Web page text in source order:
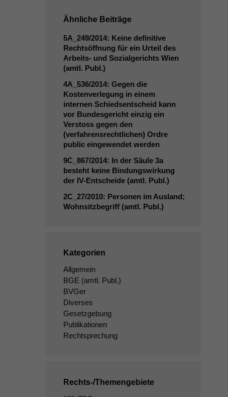
Ähnliche Beiträge
5A_249/2014: Keine definitive
Rechtsöffnung für ein Urteil des
Arbeits- und Sozialgerichts Wien
(amtl. Publ.)
4A_536/2014: Gegen die
Kostenverlegung in einem
internen Schiedsentscheid kann
vor Bundesgericht einzig ein
Verstoss gegen den
(verfahrensrechtlichen) Ordre
public eingewendet werden
9C_867/2014: In der Säule 3a
besteht keine Bindungswirkung
der IV-Entscheide (amtl. Publ.)
2C_27/2010: Personen im Ausland;
Wohnsitzbegriff (amtl. Publ.)
Kategorien
Allgemein
BGE (amtl. Publ.)
BVGer
Diverses
Gesetzgebung
Publikationen
Rechtsprechung
Rechts-/Themengebiete